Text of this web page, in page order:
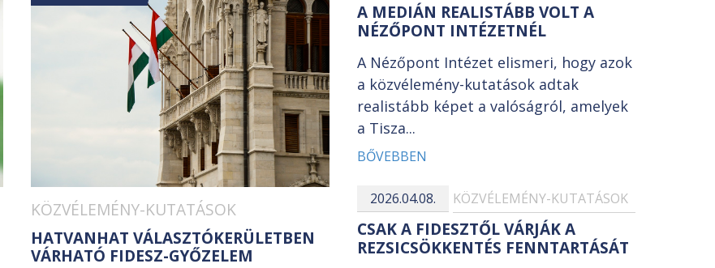
KÖZVÉLEMÉNY-KUTATÁSOK
HATVANHAT VÁLASZTÓKERÜLETBEN
VÁRHATÓ FIDESZ-GYŐZELEM
A MEDIÁN REALISTÁBB VOLT A
NÉZŐPONT INTÉZETNÉL
A Nézőpont Intézet elismeri, hogy azok
a közvélemény-kutatások adtak
realistább képet a valóságról, amelyek
a Tisza...
BŐVEBBEN
2026.04.08. KÖZVÉLEMÉNY-KUTATÁSOK
CSAK A FIDESZTŐL VÁRJÁK A
REZSICSÖKKENTÉS FENNTARTÁSÁT